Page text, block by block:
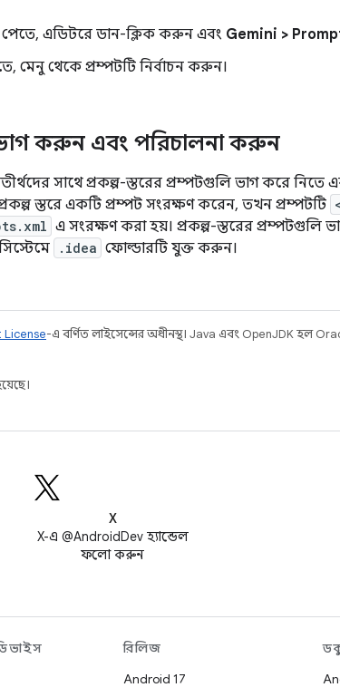
এডিটরে ডান-ক্লিক করুন এবং Gemini >
মেনু থেকে প্রম্পটটি নির্বাচন করুন।
ভাগ করুন এবং পরিচালনা করুন
সাথে প্রকল্প-স্তরের প্রম্পটগুলি ভাগ করে নিতে
স্তরে একটি প্রম্পট সংরক্ষণ করেন, তখন প্রম্পটটি
এ সংরক্ষণ করা হয়। প্রকল্প-স্তরের প্রম্পটগুলি
.idea ফোল্ডারটি যুক্ত করুন।
-এ বর্ণিত লাইসেন্সের অধীনস্থ। Java এবং OpenJDK হল
X
X-এ @AndroidDev হ্যান্ডেল
ফলো করুন
রিলিজ
Android 17